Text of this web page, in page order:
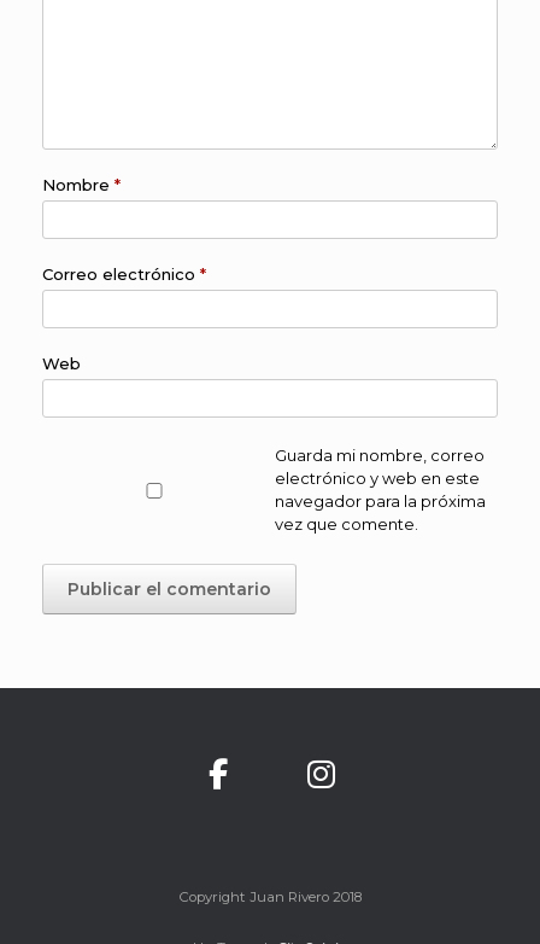
Nombre *
Correo electrónico *
Web
Guarda mi nombre, correo
electrónico y web en este
navegador para la próxima
vez que comente.
Copyright Juan Rivero 2018